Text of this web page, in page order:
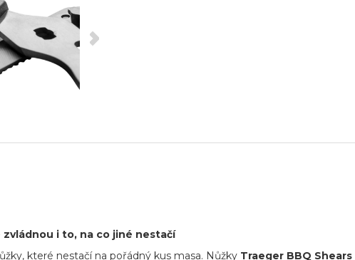
i to, na co jiné nestačí
které nestačí na pořádný kus masa. Nůžky Traeger BBQ Shears